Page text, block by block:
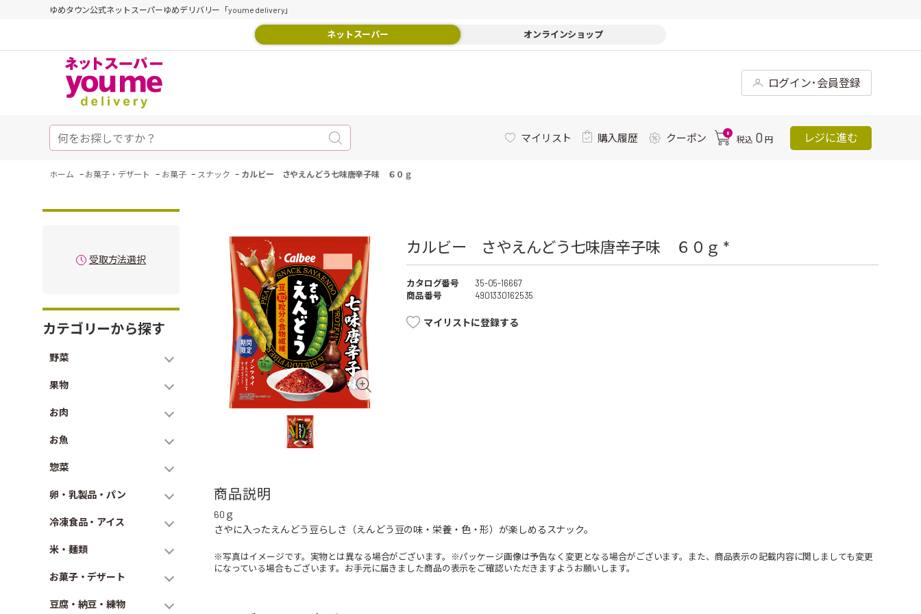
ゆめタウン公式ネットスーパーゆめデリバリー「youme delivery」
ネットスーパー オンラインショップ
ログイン･会員登録
マイリスト 購入履歴 クーポン 0
税込 0 円 レジに進む
ホーム - お菓子・デザート - お菓子 - スナック - カルビー さやえんどう七味唐辛子味 ６０ｇ
受取方法選択
カテゴリーから探す
野菜
果物
お肉
お魚
惣菜
卵・乳製品・パン
冷凍食品・アイス
米・麺類
お菓子・デザート
豆腐・納豆・練物
カルビー さやえんどう七味唐辛子味 ６０ｇ *
カタログ番号
35-05-16667
商品番号
4901330162535
マイリストに登録する
商品説明
60ｇ
さやに入ったえんどう豆らしさ（えんどう豆の味・栄養・色・形）が楽しめるスナック。
※写真はイメージです。実物とは異なる場合がございます。※パッケージ画像は予告なく変更となる場合がございます。また、商品表示の記載内容に関しましても変更
になっている場合もございます。お手元に届きました商品の表示をご確認いただきますようお願いします。